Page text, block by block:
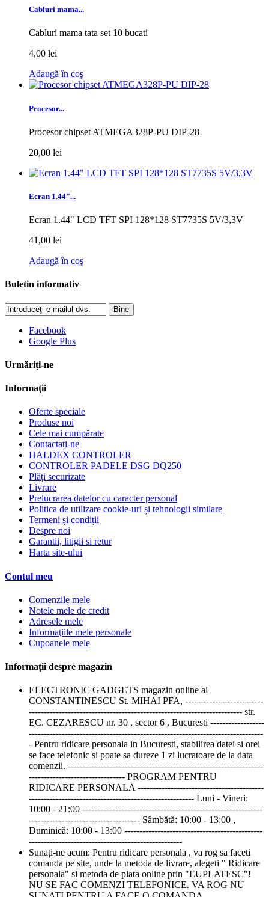
Cabluri mama...
Cabluri mama tata set 10 bucati
4,00 lei
Adaugă în coş
Procesor...
Procesor chipset ATMEGA328P-PU DIP-28
20,00 lei
Ecran 1.44"...
Ecran 1.44" LCD TFT SPI 128*128 ST7735S 5V/3,3V
41,00 lei
Adaugă în coş
Buletin informativ
Bine
Facebook
Google Plus
Urmăriți-ne
Informaţii
Oferte speciale
Produse noi
Cele mai cumpărate
Contactați-ne
HALDEX CONTROLER
CONTROLER PADELE DSG DQ250
Plăți securizate
Livrare
Prelucrarea datelor cu caracter personal
Politica de utilizare cookie-uri și tehnologii similare
Termeni și condiții
Despre noi
Garantii, litigii si retur
Harta site-ului
Contul meu
Comenzile mele
Notele mele de credit
Adresele mele
Informaţiile mele personale
Cupoanele mele
Informații despre magazin
ELECTRONIC GADGETS magazin online al
CONSTANTINESCU St. MIHAI PFA, --------------------------
----------------------------------------------------------------------- str.
EC. CEZARESCU nr. 30 , sector 6 , Bucuresti ------------------
------------------------------------------------------------------------------
- Pentru ridicare personala in Bucuresti, stabilirea datei si orei
se face telefonic si poate sa dureze 1 zi lucratoare de la data
comenzii. -----------------------------------------------------------------
-------------------------------- PROGRAM PENTRU
RIDICARE PERSONALA ------------------------------------------
------------------------------------------------------- Luni - Vineri:
10:00 - 21:00 ------------------------------------------------------------
------------------------------------- Sâmbătă: 10:00 - 13:00 ,
Duminică: 10:00 - 13:00 ----------------------------------------------
---------------------------------------------------
Sunați-ne acum: Pentru ridicare personala , va rog sa faceti
comanda pe site, unde la metoda de livrare, alegeti " Ridicare
personala" si metoda de plata online prin "EUPLATESC"!
NU SE FAC COMENZI TELEFONICE. VA ROG NU